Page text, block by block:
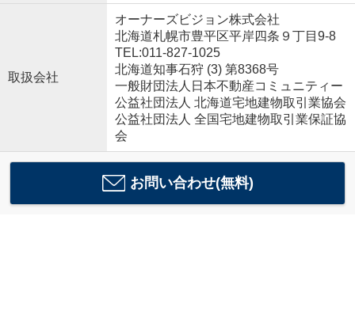
取扱会社
オーナーズビジョン株式会社
北海道札幌市豊平区平岸四条９丁目9-8
TEL:011-827-1025
北海道知事石狩 (3) 第8368号
一般財団法人日本不動産コミュニティー
公益社団法人 北海道宅地建物取引業協会
公益社団法人 全国宅地建物取引業保証協
会
お問い合わせ(無料)